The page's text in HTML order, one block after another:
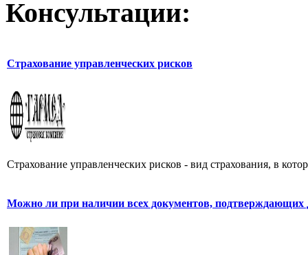
Консультации:
Страхование управленческих рисков
Страхование управленческих рисков - вид страхования, в
Можно ли при наличии всех документов,